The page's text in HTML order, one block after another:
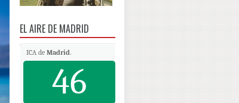
EL AIRE DE MADRID
ICA de Madrid.
46